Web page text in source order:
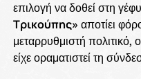
επιλογή να δοθεί στη
Τρικούπης» αποτίει
μεταρρυθμιστή
είχε οραματιστεί τη